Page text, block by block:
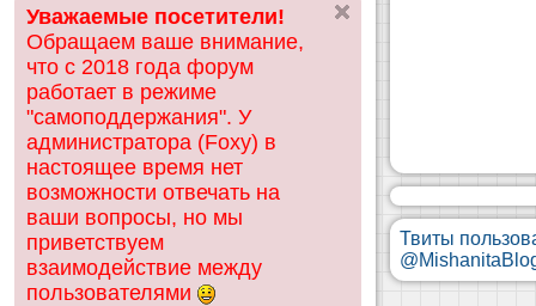
ск
Уважаемые посетители!
Обращаем ваше внимание,
что с 2018 года форум
работает в режиме
"самоподдержания". У
администратора (Foxy) в
настоящее время нет
возможности отвечать на
ваши вопросы, но мы
приветствуем
взаимодействие между
пользователями
Твиты